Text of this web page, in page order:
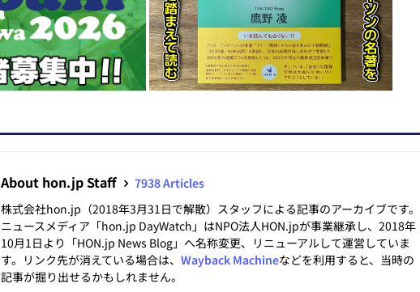
About hon.jp Staff
7938 Articles
株式会社hon.jp（2018年3月31日で解散）スタッフによる記事のアーカイブです。
ニュースメディア「hon.jp DayWatch」はNPO法人HON.jpが事業継承し、2018年
10月1日より「HON.jp News Blog」へ名称変更、リニューアルして運営していま
す。リンク先が消えている場合は、 Wayback Machineなどを利用すると、当時の
記事が掘り出せるかもしれません。